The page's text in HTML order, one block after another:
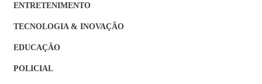
ENTRETENIMENTO
TECNOLOGIA & INOVAÇÃO
EDUCAÇÃO
POLICIAL